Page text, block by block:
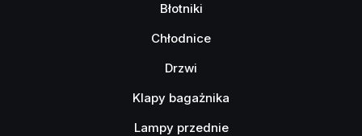
Błotniki
Chłodnice
Drzwi
Klapy bagażnika
Lampy przednie